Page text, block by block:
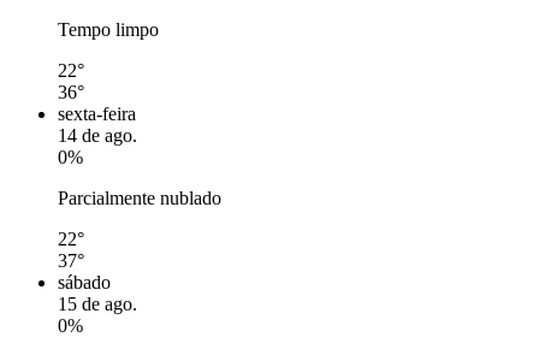
Tempo limpo
22°
36°
sexta-feira
14 de ago.
0%
Parcialmente nublado
22°
37°
sábado
15 de ago.
0%